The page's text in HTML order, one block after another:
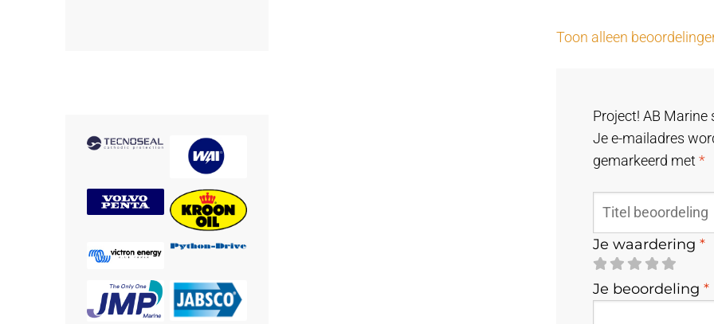
Toon alleen
Project! AB Marine
Je e-mailadres
gemarkeerd met *
Je waardering *
Je beoordeling *